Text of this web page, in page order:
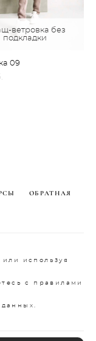
ветровка без
подкладки
09
ОБРАТНАЯ
используя
с правилами